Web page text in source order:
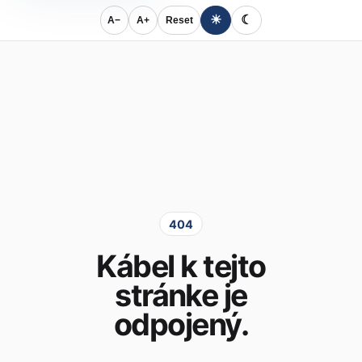
A− A+ Reset ☀ ☾
404
Kábel k tejto
stránke je
odpojený.